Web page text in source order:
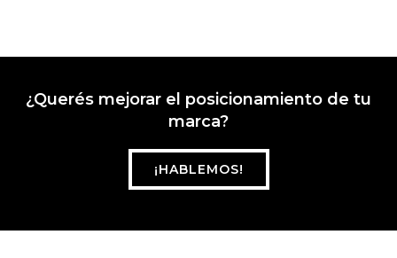
¿Querés mejorar el posicionamiento de tu
marca?
¡HABLEMOS!